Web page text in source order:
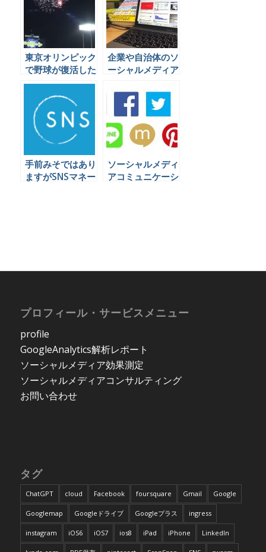
でレビュー
東京オリンピック
で野球が復活した
ことについて、ソ
ーシャル民はどう
言っているのか見
てみました
企業や自治体のソ
ーシャルメディア
をあげようとおも
いました。 #ソー
シャル広告の本
手前みそではあり
ますがSNSマネー
ソーシャルメディ
アコミュニケーシ
プロフィール・サービスメニュー
profile
GoogleAnalytics解析レポート
ソーシャルメディア効果測定
ソーシャルメディアコンサルティング
お問い合わせ
タグ
ChatGPT cloud Facebook foursquare Gmail Google
Googlemap Googleドライブ Googleプラス ingress
instagram iOS6 iOS7 ios8 iPad iPhone LinkedIn